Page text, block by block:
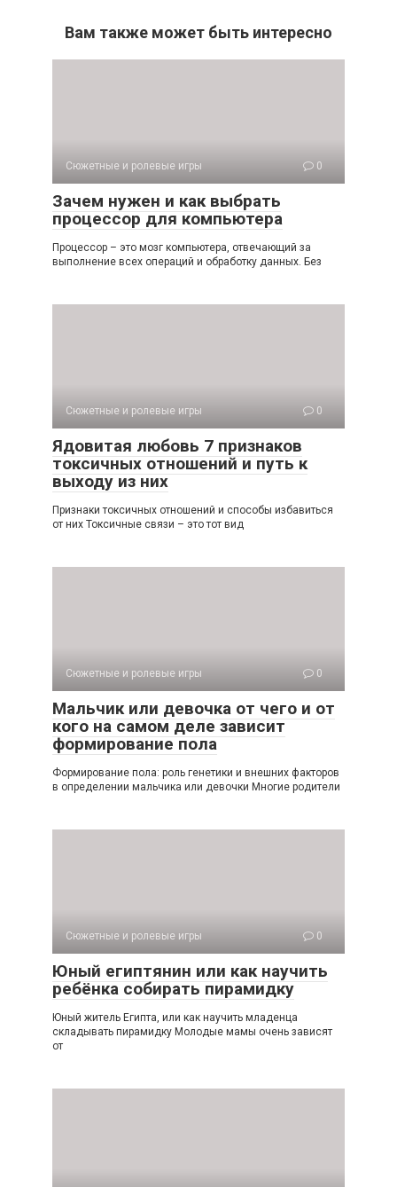
Вам также может быть интересно
Сюжетные и ролевые игры 0
Зачем нужен и как выбрать
процессор для компьютера
Процессор – это мозг компьютера, отвечающий за
выполнение всех операций и обработку данных. Без
Сюжетные и ролевые игры 0
Ядовитая любовь 7 признаков
токсичных отношений и путь к
выходу из них
Признаки токсичных отношений и способы избавиться
от них Токсичные связи – это тот вид
Сюжетные и ролевые игры 0
Мальчик или девочка от чего и от
кого на самом деле зависит
формирование пола
Формирование пола: роль генетики и внешних факторов
в определении мальчика или девочки Многие родители
Сюжетные и ролевые игры 0
Юный египтянин или как научить
ребёнка собирать пирамидку
Юный житель Египта, или как научить младенца
складывать пирамидку Молодые мамы очень зависят
от